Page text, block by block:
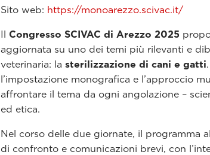
Sito web: https://monoarezzo.scivac.it/
Il Congresso SCIVAC di Arezzo 2025
aggiornata su uno dei temi più rilevanti e
veterinaria: la sterilizzazione di cani e gatti
l’impostazione monografica e l’approccio
affrontare il tema da ogni angolazione –
ed etica.
Nel corso delle due giornate, il programma
di confronto e comunicazioni brevi, con